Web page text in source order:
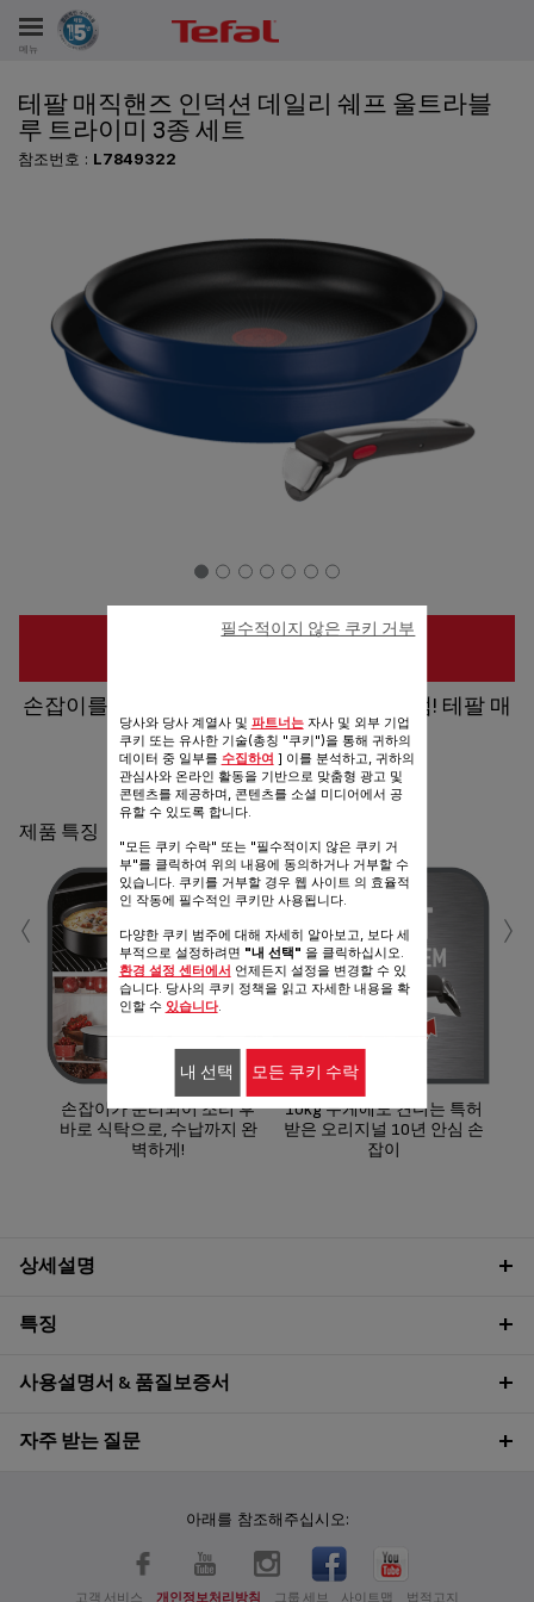
메뉴
테팔 매직핸즈 인덕션 데일리 쉐프 울트라블
루 트라이미 3종 세트
참조번호 : L7849322
구입 장소
손잡이를 떼면, 플레이팅도 수납도 마법처럼! 테팔 매
직핸즈
공유 보내기
제품 특징
손잡이가 분리되어 조리 후
바로 식탁으로, 수납까지 완
벽하게!
10kg 무게에도 견디는 특허
받은 오리지널 10년 안심 손
잡이
‹ ›
상세설명
특징
사용설명서 & 품질보증서
자주 받는 질문
아래를 참조해주십시오:
고객 서비스 개인정보처리방침 그룹 세브 사이트맵 법적고지
당사와 당사 계열사 및 파트너는자사 및 외부 기업
쿠키 또는 유사한 기술(총칭 "쿠키")을 통해 귀하의
데이터 중 일부를 수집하여 ] 이를 분석하고, 귀하의
관심사와 온라인 활동을 기반으로 맞춤형 광고 및
콘텐츠를 제공하며, 콘텐츠를 소셜 미디어에서 공
유할 수 있도록 합니다.
"모든 쿠키 수락" 또는 "필수적이지 않은 쿠키 거
부"를 클릭하여 위의 내용에 동의하거나 거부할 수
있습니다. 쿠키를 거부할 경우 웹 사이트 의 효율적
인 작동에 필수적인 쿠키만 사용됩니다.
다양한 쿠키 범주에 대해 자세히 알아보고, 보다 세
부적으로 설정하려면 "내 선택" 을 클릭하십시오.
환경 설정 센터에서 언제든지 설정을 변경할 수 있
습니다. 당사의 쿠키 정책을 읽고 자세한 내용을 확
인할 수 있습니다.
필수적이지 않은 쿠키 거부
내 선택 모든 쿠키 수락